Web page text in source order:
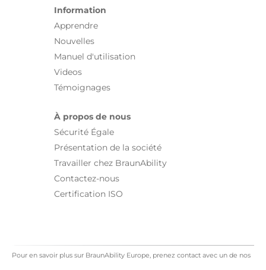
Information
Apprendre
Nouvelles
Manuel d'utilisation
Videos
Témoignages
À propos de nous
Sécurité Égale
Présentation de la société
Travailler chez BraunAbility
Contactez-nous
Certification ISO
Pour en savoir plus sur BraunAbility Europe, prenez contact avec un de nos